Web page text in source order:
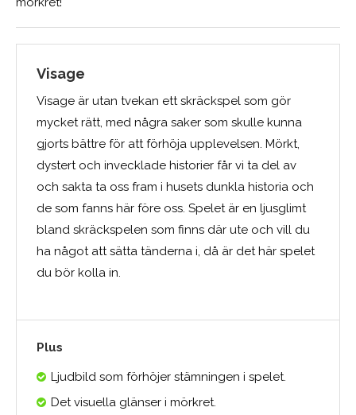
Visage
Visage är utan tvekan ett skräckspel som gör
mycket rätt, med några saker som skulle kunna
gjorts bättre för att förhöja upplevelsen. Mörkt,
dystert och invecklade historier får vi ta del av
och sakta ta oss fram i husets dunkla historia och
de som fanns här före oss. Spelet är en ljusglimt
bland skräckspelen som finns där ute och vill du
ha något att sätta tänderna i, då är det här spelet
du bör kolla in.
Plus
Ljudbild som förhöjer stämningen i spelet.
Det visuella glänser i mörkret.